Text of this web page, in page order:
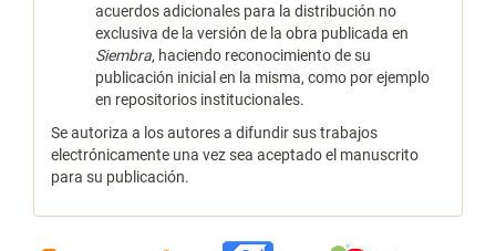
acuerdos adicionales para la distribución no
exclusiva de la versión de la obra publicada en
Siembra, haciendo reconocimiento de su
publicación inicial en la misma, como por ejemplo
en repositorios institucionales.
Se autoriza a los autores a difundir sus trabajos
electrónicamente una vez sea aceptado el manuscrito
para su publicación.